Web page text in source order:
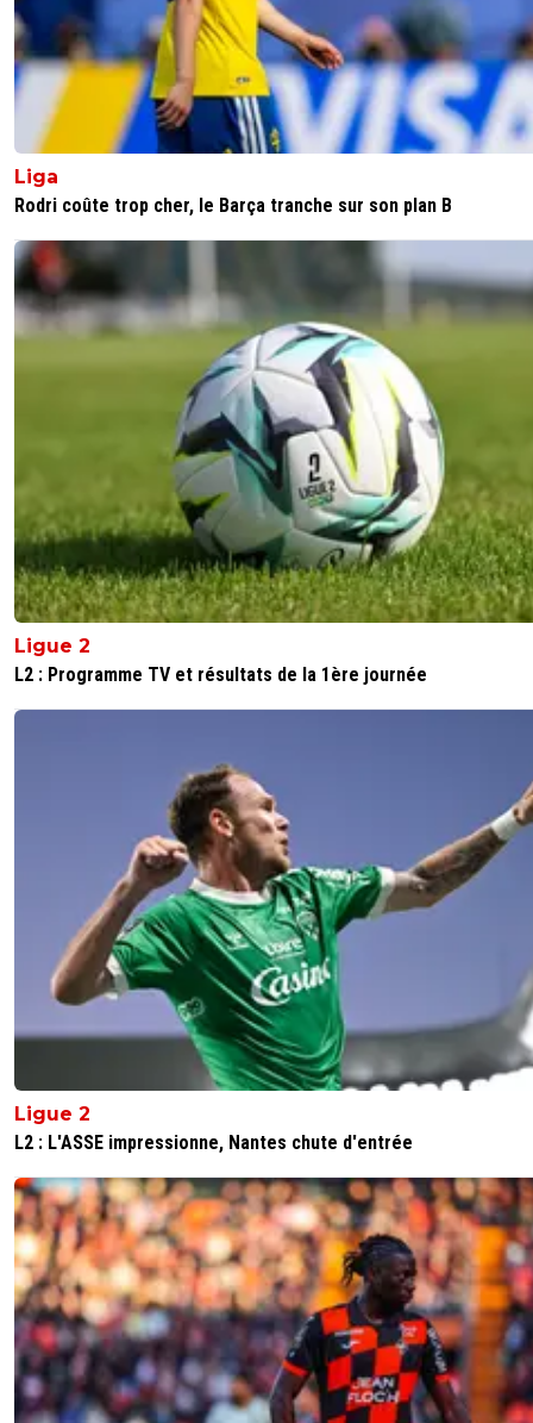
Endrick ne viendra pas et Griezman a éjà dit il y a bien
longtemps qu'il ne jouera JAMAIS en Ligue 1
Répondre
guy-gnole 20 décembre 2025 à 10:07 +92
Thibault13
Et soudain la PS 5 s'éteigit....
Répondre
19 décembre 2025 à 18:22 +321
Pour ceux que ça intéresse il y a un pack pas mal 48
pour Lille Monaco et Lens
Répondre
flaco75-reviens-l-o 19 décembre 2025 à 18:32 + 787
Et pour le prix , tu as la boîte de kleenex …
0 + Répondre
d2rdrmvhjz
🤡🤡🤡🏳️🏴🏴‍☠️🏁
9+ Répondre
tomtom-0169 19 décembre 2025 à 20:16 344
T'y t'y connais en kleenex le puceau
1+ Répondre
flaco75-reviens-l-o 19 décembre 2025 à 21:44
Champion du Monde quoi… 🤩🇵🇹🇧🇷🇫🇷🇺🇦
Répondre
Champion du Monde, Tess 🤪🇵🇹🇧🇷🇫🇷🇺🇦
0+ Répondre
Ragnar-Lodbrok7 19 décembre 2025 à 18:08 +518
Noel , joyeux noël bon baiser ......( si tu as la ref ) bref les
news sont la ^^
0+ Répondre
sweet7812 19 décembre 2025 à 18:11 +1168
Liga
Rodri coûte trop cher, le Barça tranche sur son plan B
Ligue 2
L2 : Programme TV et résultats de la 1ère journée
Ligue 2
L2 : L'ASSE impressionne, Nantes chute d'entrée